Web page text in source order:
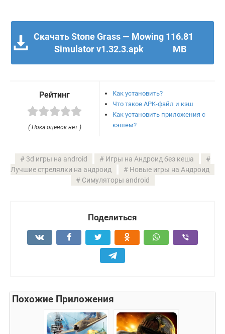
Скачать Stone Grass — Mowing
Simulator v1.32.3.apk
116.81
MB
Рейтинг
( Пока оценок нет )
Как установить?
Что такое APK-файл и кэш
Как установить приложения с
кэшем?
3d игры на android
Игры на Андроид без кеша
Лучшие стрелялки на андроид
Новые игры на Андроид
Симуляторы android
Поделиться
Похожие Приложения